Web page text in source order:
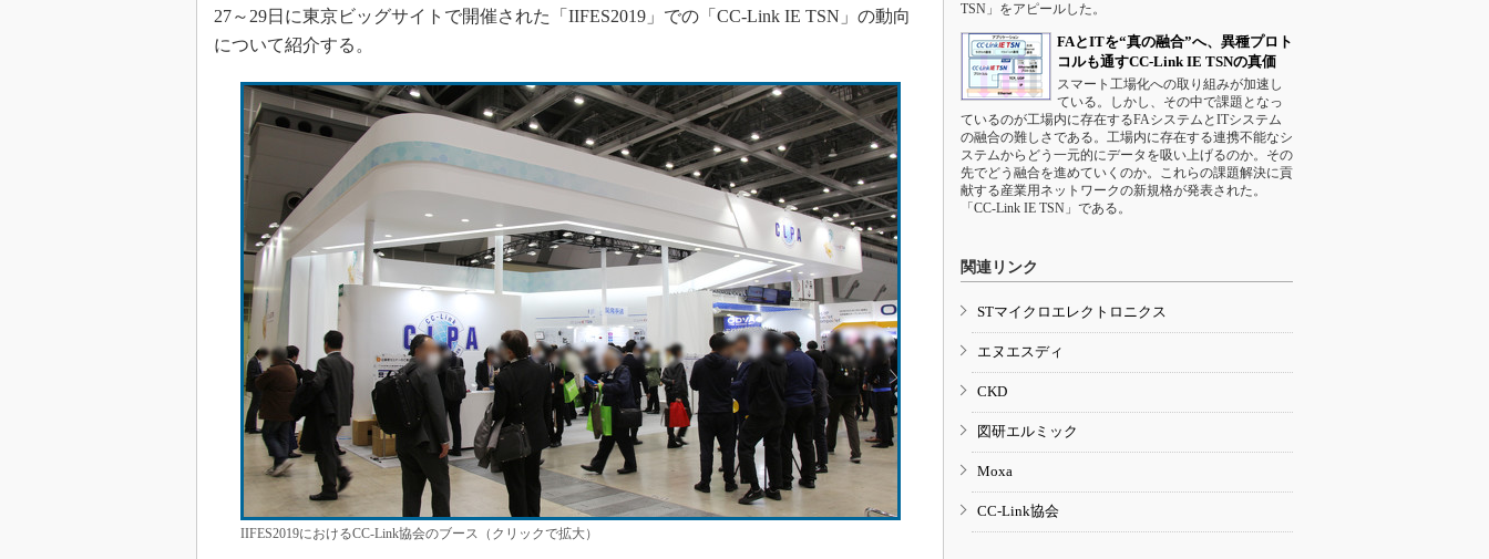
27～29日に東京ビッグサイトで開催された「IIFES2019」での「CC-Link IE TSN」の動向
について紹介する。
IIFES2019におけるCC-Link協会のブース（クリックで拡大）
TSN」をアピールした。
FAとITを“真の融合”へ、異種プロト
コルも通すCC-Link IE TSNの真価
スマート工場化への取り組みが加速し
ている。しかし、その中で課題となっ
ているのが工場内に存在するFAシステムとITシステム
の融合の難しさである。工場内に存在する連携不能なシ
ステムからどう一元的にデータを吸い上げるのか。その
先でどう融合を進めていくのか。これらの課題解決に貢
献する産業用ネットワークの新規格が発表された。
「CC-Link IE TSN」である。
関連リンク
STマイクロエレクトロニクス
エヌエスディ
CKD
図研エルミック
Moxa
CC-Link協会